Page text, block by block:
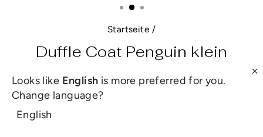
Startseite /
Duffle Coat Penguin klein
Normaler
Preis
£11.00 Sonderpreis
£9.00 Sparen 18%
inkl. MwSt. zzgl.
Looks like English is more preferred for you.
Change language?
English